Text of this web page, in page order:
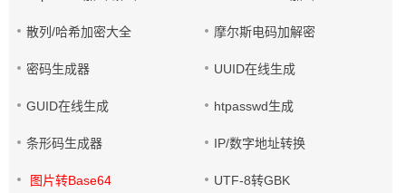
散列/哈希加密大全 摩尔斯电码加解密
密码生成器 UUID在线生成
GUID在线生成 htpasswd生成
条形码生成器 IP/数字地址转换
图片转Base64 UTF-8转GBK